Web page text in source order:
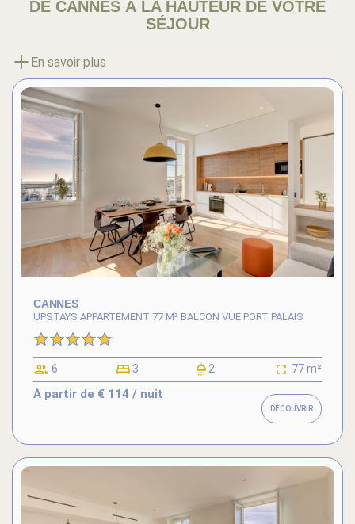
DE CANNES À LA HAUTEUR DE VOTRE
SÉJOUR
En savoir plus
CANNES
UPSTAYS APPARTEMENT 77 M² BALCON VUE PORT PALAIS
6 3 2 77 m²
À partir de € 114 / nuit
DÉCOUVRIR